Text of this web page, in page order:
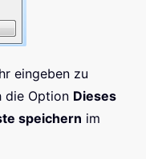
eingeben zu
die Option Dieses
speichern im